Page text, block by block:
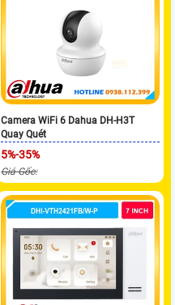
Camera WiFi 6 Dahua DH-H3T
Quay Quét
5%-35%
Giá Gốc: